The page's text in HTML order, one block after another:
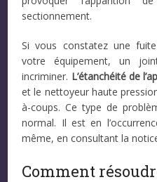
sectionnement.
Si vous constatez une
votre équipement, un
incriminer. L’étanchéité de
et le nettoyeur haute
à-coups. Ce type de
normal. Il est en
même, en consultant la
Comment